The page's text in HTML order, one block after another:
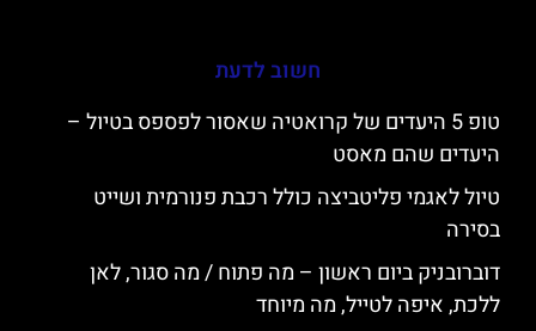
חשוב לדעת
טופ 5 היעדים של קרואטיה שאסור לפספס בטיול –
היעדים שהם מאסט
טיול לאגמי פליטביצה כולל רכבת פנורמית ושייט
בסירה
דוברובניק ביום ראשון – מה פתוח / מה סגור, לאן
ללכת, איפה לטייל, מה מיוחד